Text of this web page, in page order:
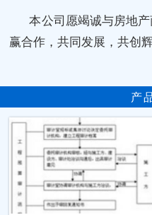
本公司愿竭诚与房地
赢合作，共同发展，共创
产